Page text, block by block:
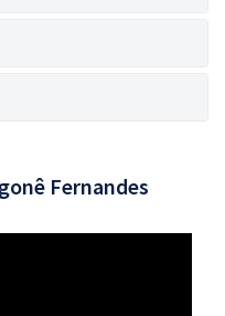
Fernandes